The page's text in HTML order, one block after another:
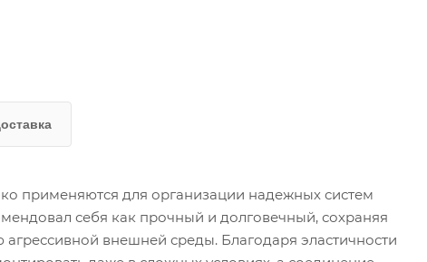
применяются для организации надежных систем
себя как прочный и долговечный, сохраняя
внешней среды. Благодаря эластичности